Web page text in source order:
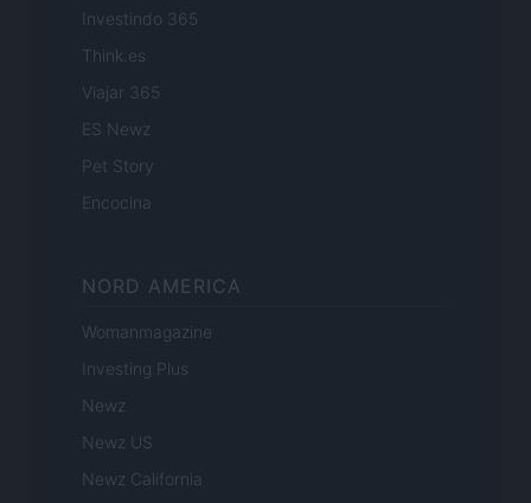
Investindo 365
Think.es
Viajar 365
ES Newz
Pet Story
Encocina
NORD AMERICA
Womanmagazine
Investing Plus
Newz
Newz US
Newz California